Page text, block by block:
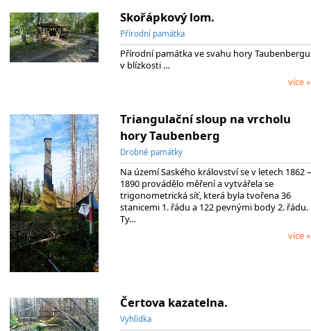
Skořápkový lom.
Přírodní památka
Přírodní památka ve svahu hory Taubenbergu
v blízkosti …
více »
Triangulační sloup na vrcholu
hory Taubenberg
Drobné památky
Na území Saského království se v letech 1862 –
1890 provádělo měření a vytvářela se
trigonometrická síť, která byla tvořena 36
stanicemi 1. řádu a 122 pevnými body 2. řádu.
Ty…
více »
Čertova kazatelna.
Vyhlídka